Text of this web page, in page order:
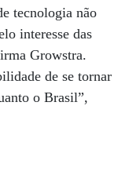
tecnologia não
interesse das
Growstra.
de se tornar
o Brasil”,